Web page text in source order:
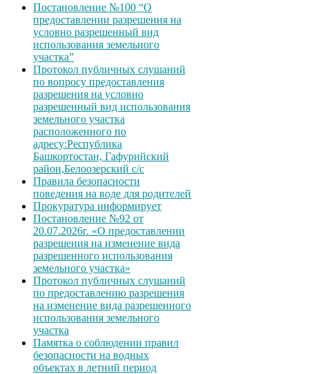
Постановление №100 “О
предоставлении разрешения на
условно разрешенный вид
использования земельного
участка”
Протокол публичных слушаний
по вопросу предоставления
разрешения на условно
разрешенный вид использования
земельного участка
расположенного по
адресу:Республика
Башкортостан, Гафурийский
район,Белоозерский с/с
Правила безопасности
поведения на воде для родителей
Прокуратура информирует
Постановление №92 от
20.07.2026г. «О предоставлении
разрешения на изменение вида
разрешенного использования
земельного участка»
Протокол публичных слушаний
по предоставлению разрешения
на изменение вида разрешенного
использования земельного
участка
Памятка о соблюдении правил
безопасности на водных
объектах в летний период